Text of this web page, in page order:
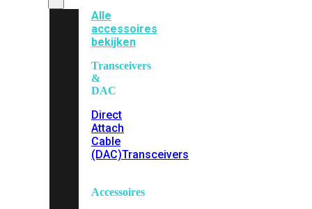
Alle
accessoires
bekijken
Transceivers
&
DAC
Direct
Attach
Cable
(DAC)Transceivers
Accessoires